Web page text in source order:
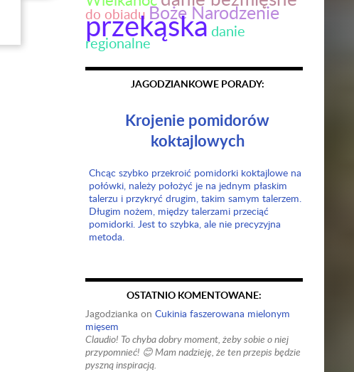
do obiaduBoże Narodzenie
przekąskadanie
regionalne
JAGODZIANKOWE PORADY:
Krojenie pomidorów
koktajlowych
Chcąc szybko przekroić pomidorki koktajlowe na
połówki, należy położyć je na jednym płaskim
talerzu i przykryć drugim, takim samym talerzem.
Długim nożem, między talerzami przeciąć
pomidorki. Jest to szybka, ale nie precyzyjna
metoda.
OSTATNIO KOMENTOWANE:
Jagodzianka on Cukinia faszerowana mielonym
mięsem
Claudio! To chyba dobry moment, żeby sobie o niej
przypomnieć! 😊 Mam nadzieję, że ten przepis będzie
pyszną inspiracją.